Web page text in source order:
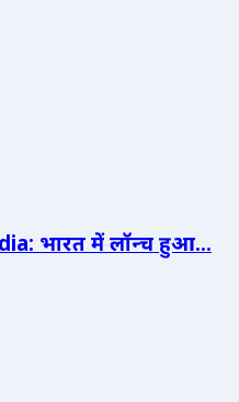
भारत में लॉन्च हुआ...